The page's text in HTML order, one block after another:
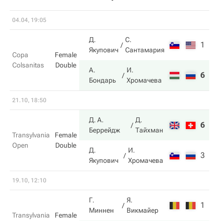
04.04, 19:05
Copa
Colsanitas
Female
Double
Д.
Якупович
С.
Сантамария
1
А.
Бондарь
И.
Хромачева
6
21.10, 18:50
Transylvania
Open
Female
Double
Д. А.
Беррейдж
Д.
Тайхман
6
Д.
Якупович
И.
Хромачева
3
19.10, 12:10
Transylvania
Female
Г.
Миннен
Я.
Викмайер
1